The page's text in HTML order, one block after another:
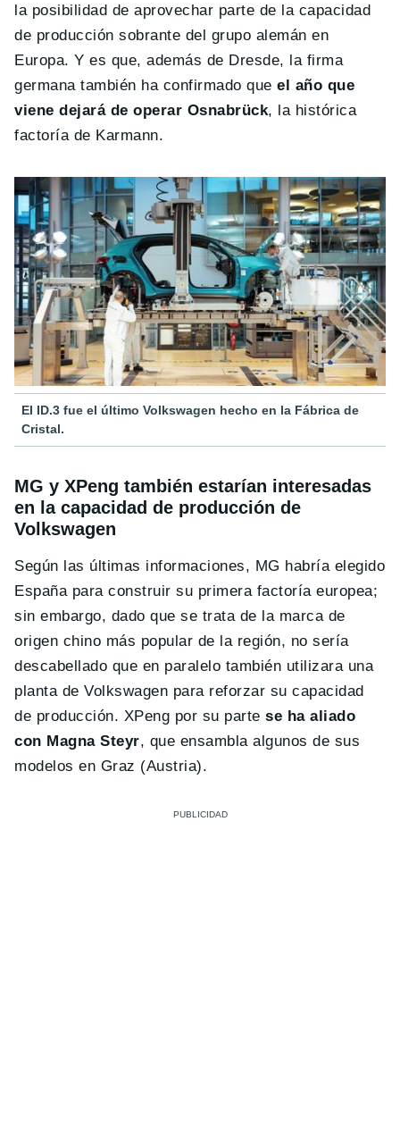
la posibilidad de aprovechar parte de la capacidad
de producción sobrante del grupo alemán en
Europa. Y es que, además de Dresde, la firma
germana también ha confirmado queel año que
viene dejará de operar Osnabrück, la histórica
factoría de Karmann.
El ID.3 fue el último Volkswagen hecho en la Fábrica de
Cristal.
MG y XPeng también estarían interesadas
en la capacidad de producción de
Volkswagen
Según las últimas informaciones, MG habría elegido
España para construir su primera factoría europea;
sin embargo, dado que se trata de la marca de
origen chino más popular de la región, no sería
descabellado que en paralelo también utilizara una
planta de Volkswagen para reforzar su capacidad
de producción. XPeng por su partese ha aliado
con Magna Steyr, que ensambla algunos de sus
modelos en Graz (Austria).